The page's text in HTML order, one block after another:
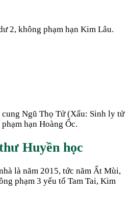
2, không phạm hạn Kim Lâu.
Ngũ Thọ Tử (Xấu: Sinh ly tử
hạn Hoàng Ốc.
Huyền học
là năm 2015, tức năm Ất Mùi,
phạm 3 yếu tố Tam Tai, Kim